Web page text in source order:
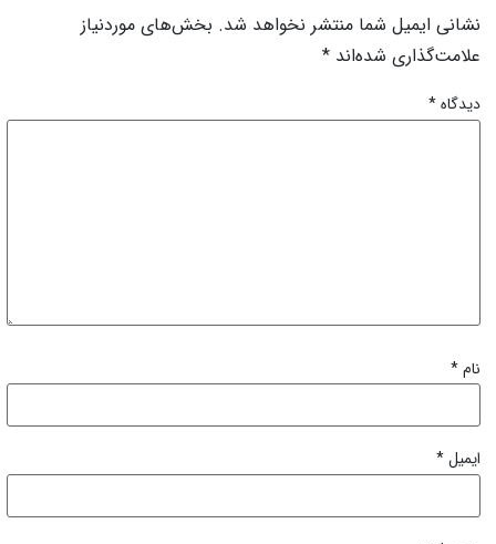
نشانی ایمیل شما منتشر نخواهد شد. بخش‌های موردنیاز
علامت‌گذاری شده‌اند *
دیدگاه*
نام*
ایمیل*